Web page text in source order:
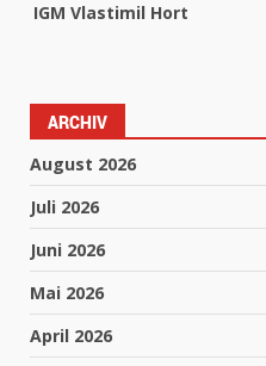
IGM Vlastimil Hort
ARCHIV
August 2026
Juli 2026
Juni 2026
Mai 2026
April 2026